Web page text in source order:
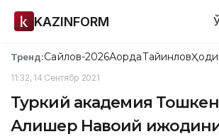
KAZINFORM
Тренд:Сайлов-2026АқордаТайинлов
11:32, 14 Сентябр 2021
Туркий академия
Алишер Навоий ижодини